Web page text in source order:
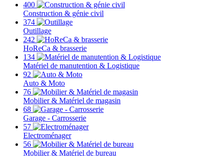
400
Construction & génie civil
374
Outillage
242
HoReCa & brasserie
134
Matériel de manutention & Logistique
92
Auto & Moto
76
Mobilier & Matériel de magasin
68
Garage - Carrosserie
57
Electroménager
56
Mobilier & Matériel de bureau